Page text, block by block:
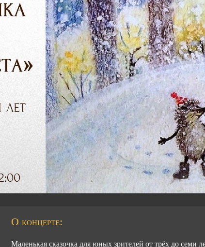
О концерте:
Маленькая сказочка для юных зрителей от трёх до семи